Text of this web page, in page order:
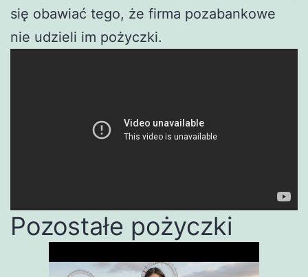
się obawiać tego, że firma pozabankowe
nie udzieli im pożyczki.
Pozostałe pożyczki